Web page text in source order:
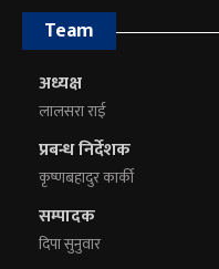
Team
अध्यक्ष
लालसरा राई
प्रबन्ध निर्देशक
कृष्णबहादुर कार्की
सम्पादक
दिपा सुनुवार